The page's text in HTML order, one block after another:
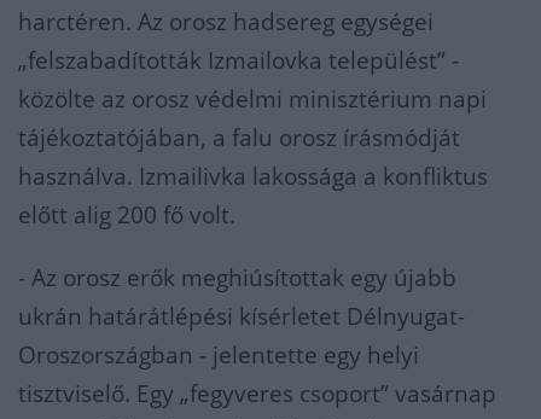
harctéren. Az orosz hadsereg egységei
„felszabadították Izmailovka települést” -
közölte az orosz védelmi minisztérium napi
tájékoztatójában, a falu orosz írásmódját
használva. Izmailivka lakossága a konfliktus
előtt alig 200 fő volt.
- Az orosz erők meghiúsítottak egy újabb
ukrán határátlépési kísérletet Délnyugat-
Oroszországban - jelentette egy helyi
tisztviselő. Egy „fegyveres csoport” vasárnap